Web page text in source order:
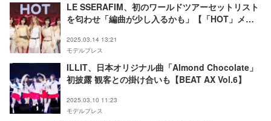
LE SSERAFIM、初のワールドツアーセットリスト
を匂わせ「編曲が少し入るかも」【「HOT」メデ
2025.03.14 13:21
モデルプレス
ILLIT、日本オリジナル曲「Almond Chocolate」
初披露 観客との掛け合いも【BEAT AX Vol.6】
2025.03.10 11:23
モデルプレス